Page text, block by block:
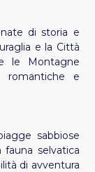
di storia e
e la Città
le Montagne
romantiche e
sabbiose
fauna selvatica
di avventura